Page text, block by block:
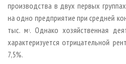
производства в двух первых
на одно предприятие при средней
тыс. м 3. Однако хозяйственная
характеризуется отрицательной
7,5%.